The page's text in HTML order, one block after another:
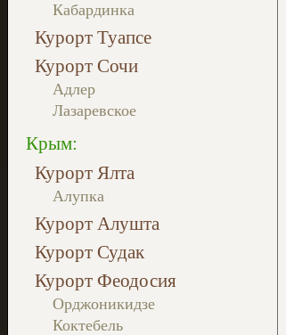
Кабардинка
Курорт Туапсе
Курорт Сочи
Адлер
Лазаревское
Крым:
Курорт Ялта
Алупка
Курорт Алушта
Курорт Судак
Курорт Феодосия
Орджоникидзе
Коктебель